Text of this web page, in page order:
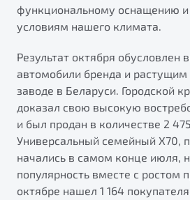
Элегантный и практичный седан
Узнайте о специальных выгодах
Belgee Плюс
Реферальная программа
Клиентская поддержка
Помощь на дорогах
функциональному оснащению и
условиям нашего климата.
Результат октября обусловлен
автомобили бренда и растущим
заводе в Беларуси. Городской
доказал свою высокую
и был продан в количестве 2
Универсальный семейный X70,
начались в самом конце июля,
популярность вместе с ростом
октябре нашел 1 164